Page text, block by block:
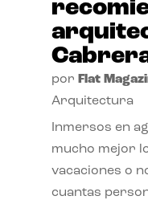
por Flat
Arquitectura
Inmersos en
mucho mejor
vacaciones o
cuantas